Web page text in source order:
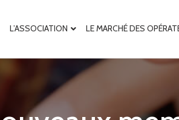
L’ASSOCIATION LE MARCHÉ DES